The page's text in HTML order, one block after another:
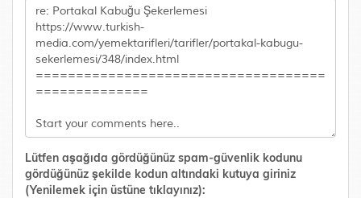
Lütfen aşağıda gördüğünüz spam-güvenlik kodunu
gördüğünüz şekilde kodun altındaki kutuya giriniz
(Yenilemek için üstüne tıklayınız):